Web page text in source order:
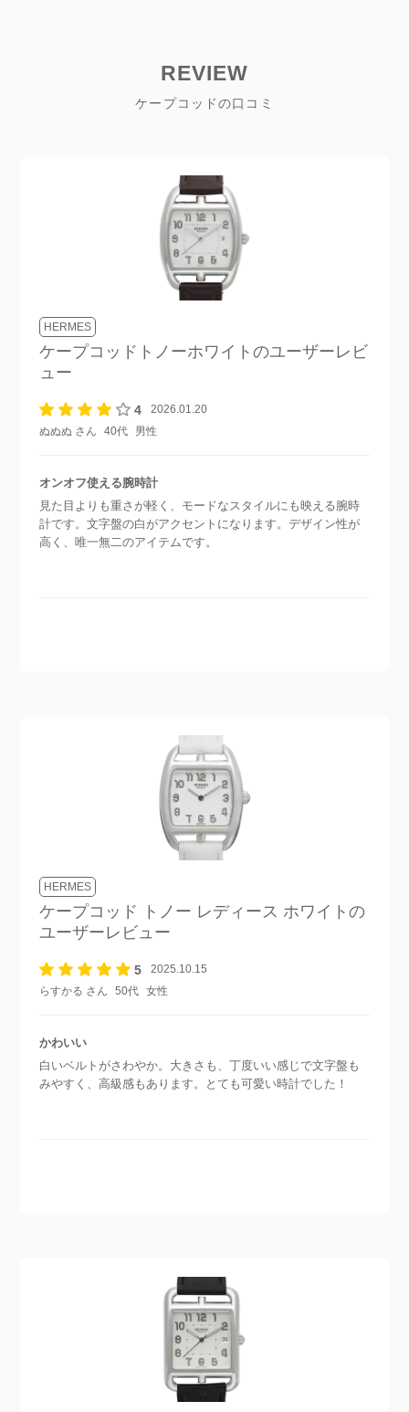
REVIEW
ケープコッドの口コミ
HERMES
ケープコッドトノーホワイト のユーザーレビ
ュー
4
2026.01.20
ぬぬぬ さん
40代 男性
オンオフ使える腕時計
見た目よりも重さが軽く、モードなスタイルにも映える腕時
計です。文字盤の白がアクセントになります。デザイン性が
高く、唯一無二のアイテムです。
HERMES
ケープコッド トノー レディース ホワイト の
ユーザーレビュー
5
2025.10.15
らすかる さん
50代 女性
かわいい
白いベルトがさわやか。大きさも、丁度いい感じで文字盤も
みやすく、高級感もあります。とても可愛い時計でした！